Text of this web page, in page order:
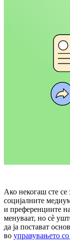
Ако некогаш сте се
социјалните
и преференциите
менуваат, но сè
да ја постават
во управувањето